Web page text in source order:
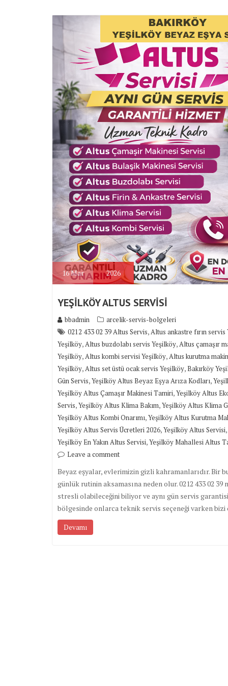
16Mar 2026
YEŞİLKÖY ALTUS SERVİSİ
bbadmin
arcelik-servis-bolgeleri
0212 433 02 39 Altus Servis,Altus ankastre fırın servis
Yeşilköy,Altus buzdolabı servis Yeşilköy,Altus çamaşır
Yeşilköy,Altus kombi servisi Yeşilköy,Altus kurutma
Yeşilköy,Altus set üstü ocak servis Yeşilköy,Bakırköy
Gün Servis,Yeşilköy Altus Beyaz Eşya Arıza Kodları,
Yeşilköy Altus Çamaşır Makinesi Tamiri,Yeşilköy Altus
Servis,Yeşilköy Altus Klima Bakım,Yeşilköy Altus Klima
Yeşilköy Altus Kombi Onarımı,Yeşilköy Altus Kurutma
Yeşilköy Altus Servis Ücretleri 2026,Yeşilköy Altus Servisi,
Yeşilköy En Yakın Altus Servisi,Yeşilköy Mahallesi Altus
Leave a comment
Beyaz eşyalar, evlerimizin gizli kahramanlarıdır. Bir
günlük rutinin aksamasına neden olur. 0212 433 02
stresli olabileceğini biliyor ve aynı gün servis
bölgesinde onlarca teknik servis seçeneği varken
Devamı